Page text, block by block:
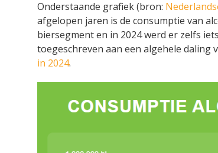
Onderstaande grafiek (bron:
afgelopen jaren is de consumptie van
biersegment en in 2024 werd er zelfs
toegeschreven aan een algehele daling
in 2024.